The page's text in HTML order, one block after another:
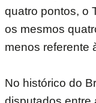
quatro pontos, o
os mesmos
menos referente
No histórico do